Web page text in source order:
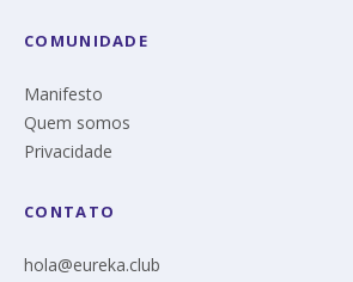
COMUNIDADE
Manifesto
Quem somos
Privacidade
CONTATO
hola@eureka.club